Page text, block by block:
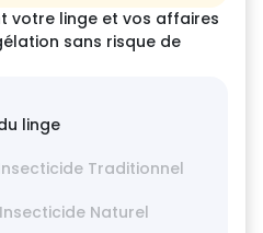
votre linge et vos affaires
sans risque de
linge
Traditionnel
Naturel